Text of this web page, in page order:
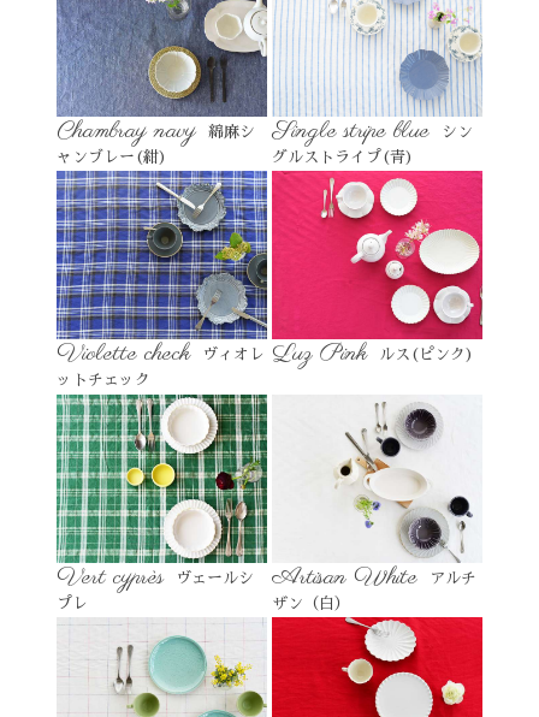
Chambray navy
綿麻シ
ャンブレー(紺)
Single stripe blue
シン
グルストライプ(青)
Violette check
ヴィオレ
ットチェック
Luz Pink ルス(ピンク)
Vert cyprès
ヴェールシ
プレ
Artisan White
アルチ
ザン（白）